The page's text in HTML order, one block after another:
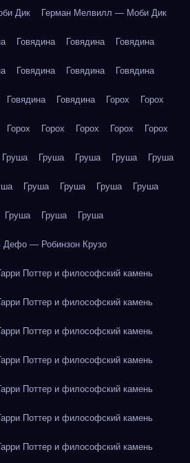
Дик Герман Мелвилл — Моби Дик
Говядина Говядина Говядина
Говядина Говядина Говядина
Говядина Говядина Горох Горох
Горох Горох Горох Горох Горох
Груша Груша Груша Груша Груша
Груша Груша Груша Груша
Груша Груша Груша
Дефо — Робинзон Крузо
Поттер и философский камень
Поттер и философский камень
Поттер и философский камень
Поттер и философский камень
Поттер и философский камень
Поттер и философский камень
Поттер и философский камень